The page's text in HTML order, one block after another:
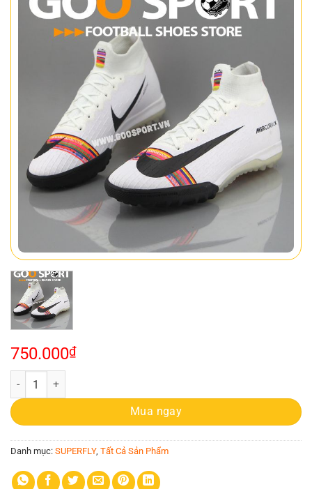
750.000₫
Nike Mercurial Superfly 6 TF trắng Hết hàng số lượng
Mua ngay
Danh mục: SUPERFLY, Tất Cả Sản Phẩm